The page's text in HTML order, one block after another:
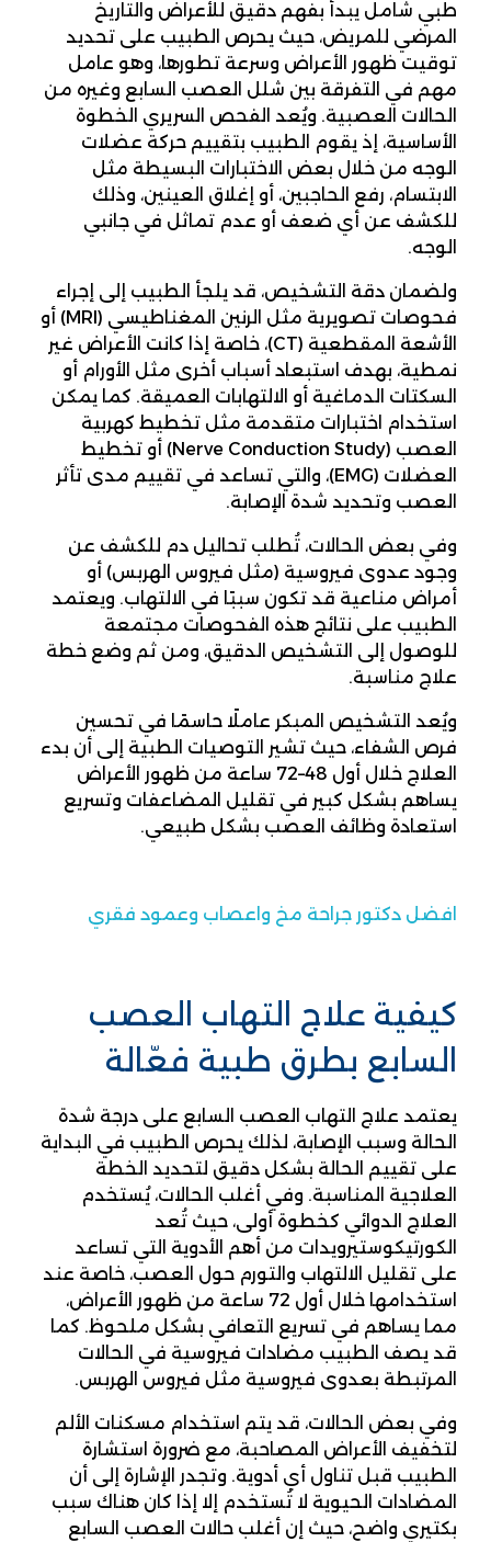
طبي شامل يبدأ بفهم دقيق للأعراض والتاريخ
المرضي للمريض، حيث يحرص الطبيب على تحديد
توقيت ظهور الأعراض وسرعة تطورها، وهو عامل
مهم في التفرقة بين شلل العصب السابع وغيره من
الحالات العصبية. ويُعد الفحص السريري الخطوة
الأساسية، إذ يقوم الطبيب بتقييم حركة عضلات
الوجه من خلال بعض الاختبارات البسيطة مثل
الابتسام، رفع الحاجبين، أو إغلاق العينين، وذلك
للكشف عن أي ضعف أو عدم تماثل في جانبي
الوجه.
ولضمان دقة التشخيص، قد يلجأ الطبيب إلى إجراء
فحوصات تصويرية مثل الرنين المغناطيسي (MRI) أو
الأشعة المقطعية (CT)، خاصة إذا كانت الأعراض غير
نمطية، بهدف استبعاد أسباب أخرى مثل الأورام أو
السكتات الدماغية أو الالتهابات العميقة. كما يمكن
استخدام اختبارات متقدمة مثل تخطيط كهربية
العصب (Nerve Conduction Study) أو تخطيط
العضلات (EMG)، والتي تساعد في تقييم مدى تأثر
العصب وتحديد شدة الإصابة.
وفي بعض الحالات، تُطلب تحاليل دم للكشف عن
وجود عدوى فيروسية (مثل فيروس الهربس) أو
أمراض مناعية قد تكون سببًا في الالتهاب. ويعتمد
الطبيب على نتائج هذه الفحوصات مجتمعة
للوصول إلى التشخيص الدقيق، ومن ثم وضع خطة
علاج مناسبة.
ويُعد التشخيص المبكر عاملًا حاسمًا في تحسين
فرص الشفاء، حيث تشير التوصيات الطبية إلى أن بدء
العلاج خلال أول 48–72 ساعة من ظهور الأعراض
يساهم بشكل كبير في تقليل المضاعفات وتسريع
استعادة وظائف العصب بشكل طبيعي.
افضل دكتور جراحة مخ واعصاب وعمود فقري
كيفية علاج التهاب العصب
السابع بطرق طبية فعّالة
يعتمد علاج التهاب العصب السابع على درجة شدة
الحالة وسبب الإصابة، لذلك يحرص الطبيب في البداية
على تقييم الحالة بشكل دقيق لتحديد الخطة
العلاجية المناسبة. وفي أغلب الحالات، يُستخدم
العلاج الدوائي كخطوة أولى، حيث تُعد
الكورتيكوستيرويدات من أهم الأدوية التي تساعد
على تقليل الالتهاب والتورم حول العصب، خاصة عند
استخدامها خلال أول 72 ساعة من ظهور الأعراض،
مما يساهم في تسريع التعافي بشكل ملحوظ. كما
قد يصف الطبيب مضادات فيروسية في الحالات
المرتبطة بعدوى فيروسية مثل فيروس الهربس.
وفي بعض الحالات، قد يتم استخدام مسكنات الألم
لتخفيف الأعراض المصاحبة، مع ضرورة استشارة
الطبيب قبل تناول أي أدوية. وتجدر الإشارة إلى أن
المضادات الحيوية لا تُستخدم إلا إذا كان هناك سبب
بكتيري واضح، حيث إن أغلب حالات العصب السابع